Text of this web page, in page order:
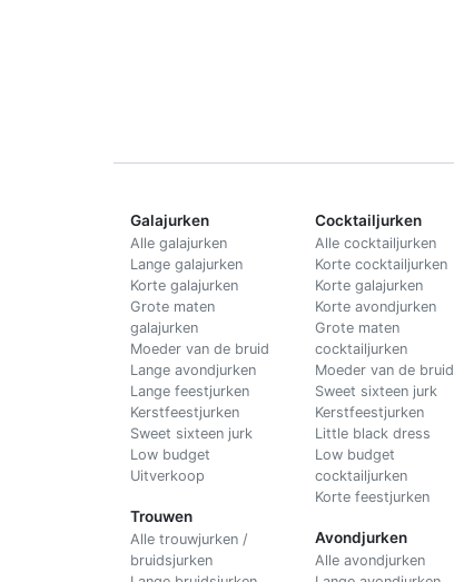
Galajurken
Alle galajurken
Lange galajurken
Korte galajurken
Grote maten
galajurken
Moeder van de bruid
Lange avondjurken
Lange feestjurken
Kerstfeestjurken
Sweet sixteen jurk
Low budget
Uitverkoop
Trouwen
Alle trouwjurken /
bruidsjurken
Cocktailjurken
Alle cocktailjurken
Korte cocktailjurken
Korte galajurken
Korte avondjurken
Grote maten
cocktailjurken
Moeder van de bruid
Sweet sixteen jurk
Kerstfeestjurken
Little black dress
Low budget
cocktailjurken
Korte feestjurken
Avondjurken
Alle avondjurken